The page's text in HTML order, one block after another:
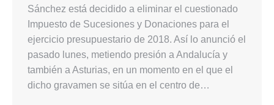
Sánchez está decidido a eliminar el cuestionado
Impuesto de Sucesiones y Donaciones para el
ejercicio presupuestario de 2018. Así lo anunció el
pasado lunes, metiendo presión a Andalucía y
también a Asturias, en un momento en el que el
dicho gravamen se sitúa en el centro de…